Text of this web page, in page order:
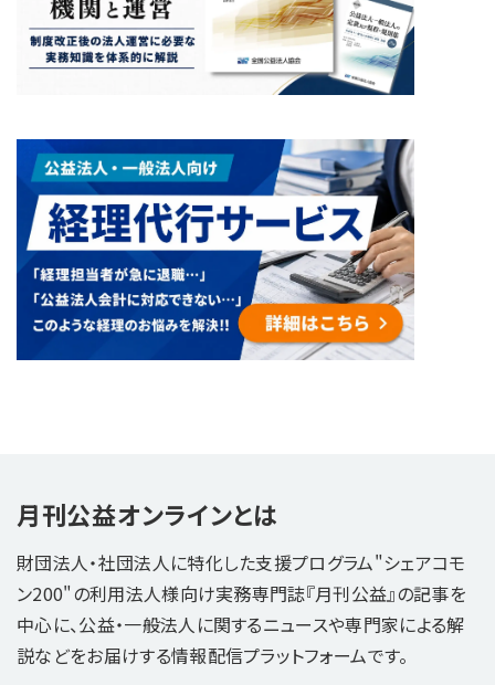
月刊公益オンラインとは
財団法人・社団法人に特化した支援プログラム"シェアコモ
ン200"の利用法人様向け実務専門誌『月刊公益』の記事を
中心に、公益・一般法人に関するニュースや専門家による解
説などをお届けする情報配信プラットフォームです。